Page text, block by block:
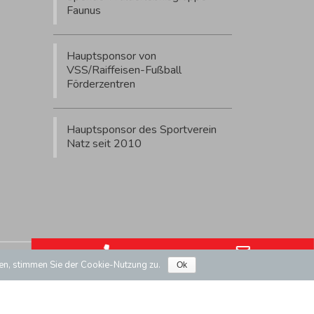
Faunus
Hauptsponsor von
VSS/Raiffeisen-Fußball
Förderzentren
Hauptsponsor des Sportverein
Natz seit 2010
Mwst Nr/P. IVA.: IT02732080219
Phone Number for calling
Email
stimmen Sie der Cookie-Nutzung zu. Ok